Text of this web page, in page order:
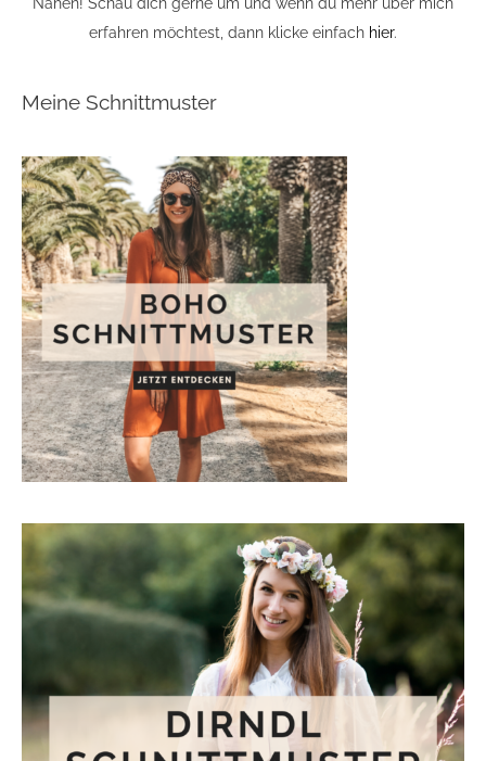
Nähen! Schau dich gerne um und wenn du mehr über mich
erfahren möchtest, dann klicke einfach hier.
Meine Schnittmuster